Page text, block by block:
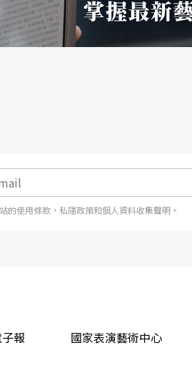
的使用條款，私隱政策和個人資料收集聲明。
報 國家表演藝術中心